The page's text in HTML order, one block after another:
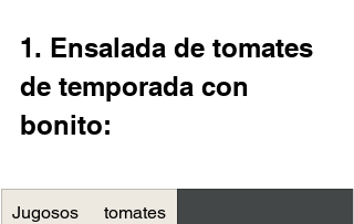
1. Ensalada de tomates
de temporada con
bonito:
Jugosos tomates